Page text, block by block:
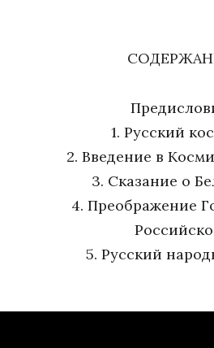
1. Русский
2. Введение в
3. Сказание о
4. Преображение
5. Русский